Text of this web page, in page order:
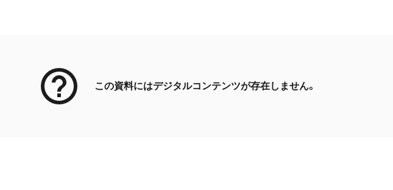
この資料にはデジタルコンテンツが存在しません。